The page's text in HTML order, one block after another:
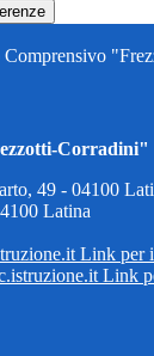
Comprensivo
Corradini"
49 - 04100
Latina
Link per
Link